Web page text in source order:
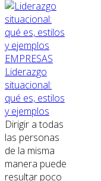
EMPRESAS
Liderazgo
situacional:
qué es, estilos
y ejemplos
Dirigir a todas
las personas
de la misma
manera puede
resultar poco